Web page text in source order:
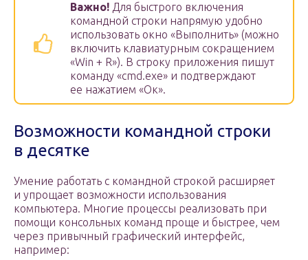
Важно! Для быстрого включения
командной строки напрямую удобно
использовать окно «Выполнить» (можно
включить клавиатурным сокращением
«Win + R»). В строку приложения пишут
команду «cmd.exe» и подтверждают
ее нажатием «Ок».
Возможности командной строки
в десятке
Умение работать с командной строкой расширяет
и упрощает возможности использования
компьютера. Многие процессы реализовать при
помощи консольных команд проще и быстрее, чем
через привычный графический интерфейс,
например: